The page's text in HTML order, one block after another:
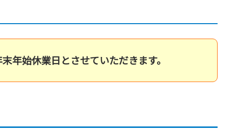
年始休業日とさせていただきます。